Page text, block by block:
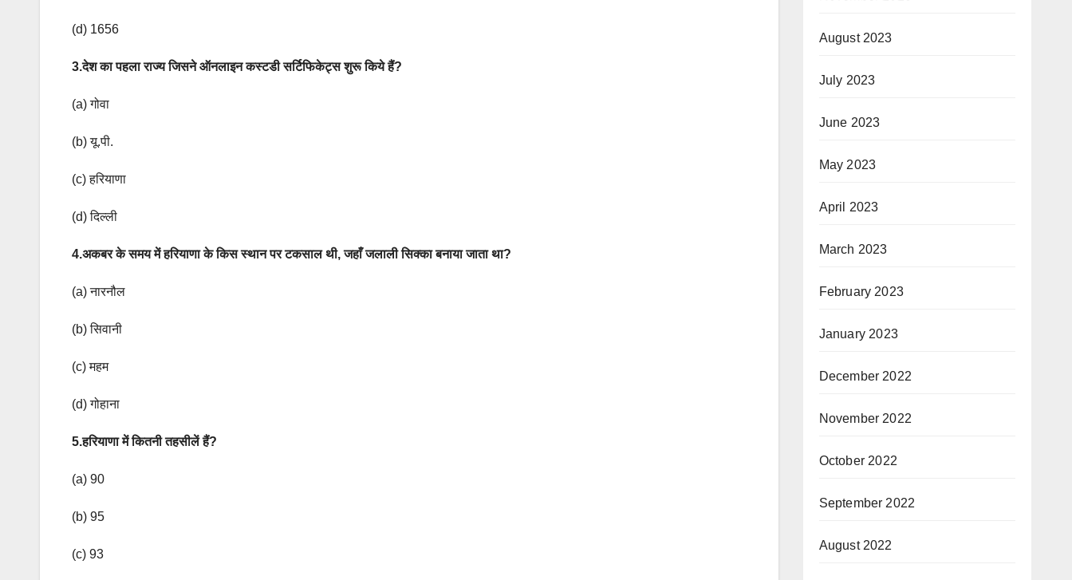
(d) 1656
3.देश का पहला राज्य जिसने ऑनलाइन कस्टडी सर्टिफिकेट्स शुरू किये हैं?
(a) गोवा
(b) यू.पी.
(c) हरियाणा
(d) दिल्ली
4.अकबर के समय में हरियाणा के किस स्थान पर टकसाल थी, जहाँ जलाली सिक्का बनाया जाता था?
(a) नारनौल
(b) सिवानी
(c) महम
(d) गोहाना
5.हरियाणा में कितनी तहसीलें हैं?
(a) 90
(b) 95
(c) 93
August 2023
July 2023
June 2023
May 2023
April 2023
March 2023
February 2023
January 2023
December 2022
November 2022
October 2022
September 2022
August 2022